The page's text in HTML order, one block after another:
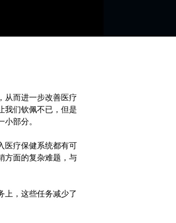
从而进一步改善医疗
我们钦佩不已，但是
部分。
医疗保健系统都有可
方面的复杂难题，与
上，这些任务减少了